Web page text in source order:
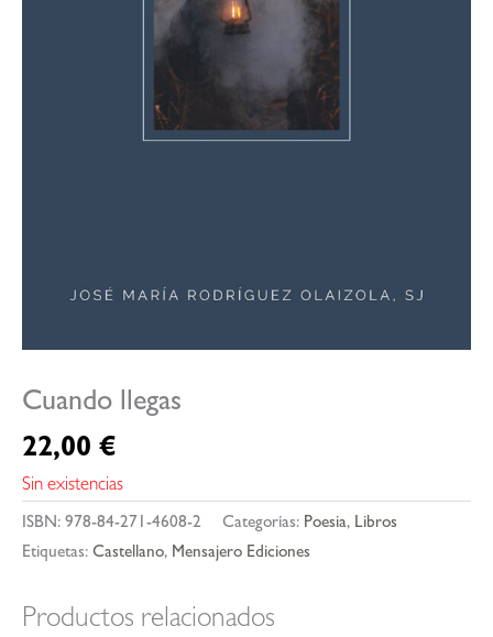
Cuando llegas
22,00 €
Sin existencias
ISBN: 978-84-271-4608-2 Categorías: Poesia, Libros
Etiquetas: Castellano, Mensajero Ediciones
Productos relacionados